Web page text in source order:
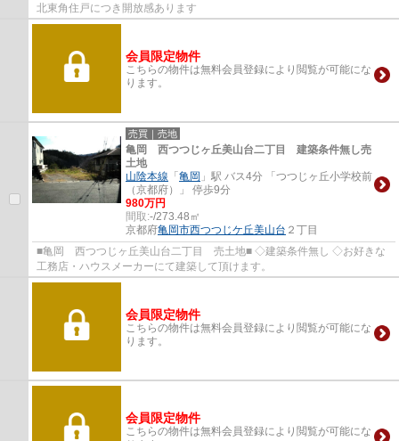
北東角住戸につき開放感あります
会員限定物件
こちらの物件は無料会員登録により閲覧が可能にな
ります。
売買｜売地
亀岡 西つつじヶ丘美山台二丁目 建築条件無し売
土地
山陰本線 「亀岡 」駅 バス4分 「つつじヶ丘小学校前
（京都府）」 停歩9分
980万円
間取:-/273.48㎡
京都府亀岡市西つつじケ丘美山台 ２丁目
■亀岡 西つつじヶ丘美山台二丁目 売土地■ ◇建築条件無し ◇お好きな
工務店・ハウスメーカーにて建築して頂けます。
会員限定物件
こちらの物件は無料会員登録により閲覧が可能にな
ります。
会員限定物件
こちらの物件は無料会員登録により閲覧が可能にな